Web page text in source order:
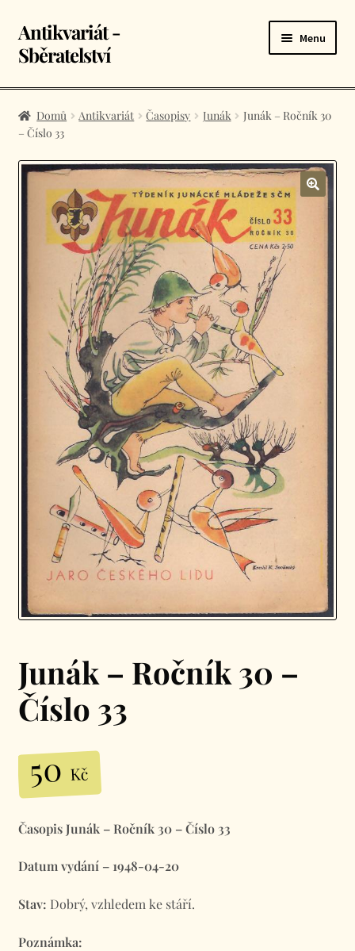
Přeskočit
na
Přejít
k
webu
Antikvariát -
Sběratelství
Menu
Úvodní stránka
E-shop
Košík
Kontakt
Domů Antikvariát Časopisy Junák
Junák – Ročník 30
– Číslo 33
Junák – Ročník 30 –
Číslo 33
50Kč
Časopis Junák – Ročník 30 – Číslo 33
Datum vydání – 1948-04-20
Stav: Dobrý, vzhledem ke stáří.
Poznámka: